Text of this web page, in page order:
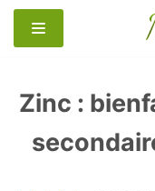
Aller
au
Zinc :